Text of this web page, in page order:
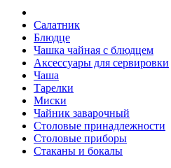
Салатник
Блюдце
Чашка чайная с блюдцем
Аксессуары для сервировки
Чаша
Тарелки
Миски
Чайник заварочный
Столовые принадлежности
Столовые приборы
Стаканы и бокалы